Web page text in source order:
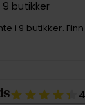
9 butikker
i 9 butikker.